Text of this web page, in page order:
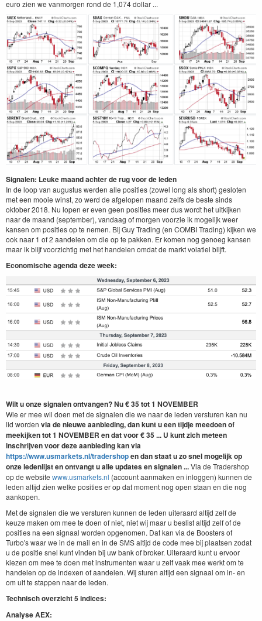
euro zien we vanmorgen rond de 1,074 dollar ...
Signalen: Leuke maand achter de rug voor de leden
In de loop van augustus werden alle posities (zowel long als short) gesloten
met een mooie winst, zo werd de afgelopen maand zelfs de beste sinds
oktober 2018. Nu lopen er even geen posities meer dus wordt het uitkijken
naar de maand (september), vandaag of morgen voorzie ik mogelijk weer
kansen om posities op te nemen. Bij Guy Trading (en COMBI Trading) kijken we
ook naar 1 of 2 aandelen om die op te pakken. Er komen nog genoeg kansen
maar ik blijf voorzichtig met het handelen omdat de markt volatiel blijft.
Economische agenda deze week:
Wilt u onze signalen ontvangen? Nu € 35 tot 1 NOVEMBER
Wie er mee wil doen met de signalen die we naar de leden versturen kan nu
lid worden via de nieuwe aanbieding, dan kunt u een tijdje meedoen of
meekijken tot 1 NOVEMBER en datvoor € 35 ... U kunt zich meteen
inschrijven voor deze aanbieding kan via
https://www.usmarkets.nl/tradershopen dan staat u zo snel mogelijk op
onze ledenlijst en ontvangt u alle updates en signalen ...Via de Tradershop
op de website www.usmarkets.nl (account aanmaken en inloggen) kunnen de
leden altijd zien welke posities er op dat moment nog open staan en die nog
aankopen.
Met de signalen die we versturen kunnen de leden uiteraard altijd zelf de
keuze maken om mee te doen of niet, niet wij maar u beslist altijd zelf of de
posities na een signaal worden opgenomen. Dat kan via de Boosters of
Turbo's waar we in de mail en in de SMS altijd de code mee bij plaatsen zodat
u de positie snel kunt vinden bij uw bank of broker. Uiteraard kunt u ervoor
kiezen om mee te doen met instrumenten waar u zelf vaak mee werkt om te
handelen op de indexen of aandelen. Wij sturen altijd een signaal om in- en
om uit te stappen naar de leden.
Technisch overzicht 5 indices:
Analyse AEX: